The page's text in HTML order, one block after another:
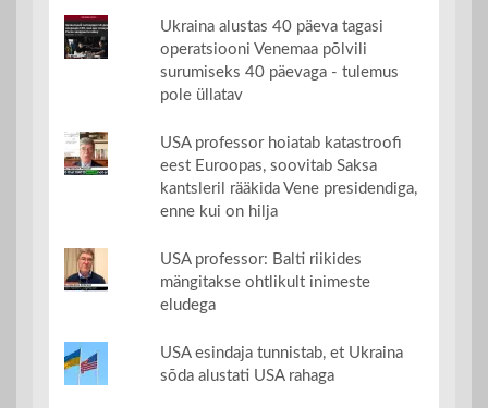
Ukraina alustas 40 päeva tagasi
operatsiooni Venemaa põlvili
surumiseks 40 päevaga - tulemus
pole üllatav
USA professor hoiatab katastroofi
eest Euroopas, soovitab Saksa
kantsleril rääkida Vene presidendiga,
enne kui on hilja
USA professor: Balti riikides
mängitakse ohtlikult inimeste
eludega
USA esindaja tunnistab, et Ukraina
sõda alustati USA rahaga